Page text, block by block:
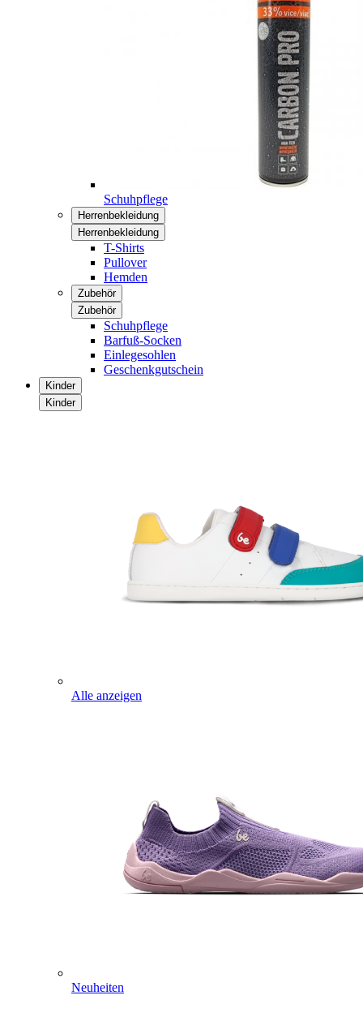
Schuhpflege
Herrenbekleidung
Herrenbekleidung
T-Shirts
Pullover
Hemden
Zubehör
Zubehör
Schuhpflege
Barfuß-Socken
Einlegesohlen
Geschenkgutschein
Kinder
Kinder
Alle anzeigen
Neuheiten